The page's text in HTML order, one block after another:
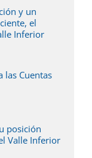
y un
el
Inferior
las Cuentas
posición
Valle Inferior